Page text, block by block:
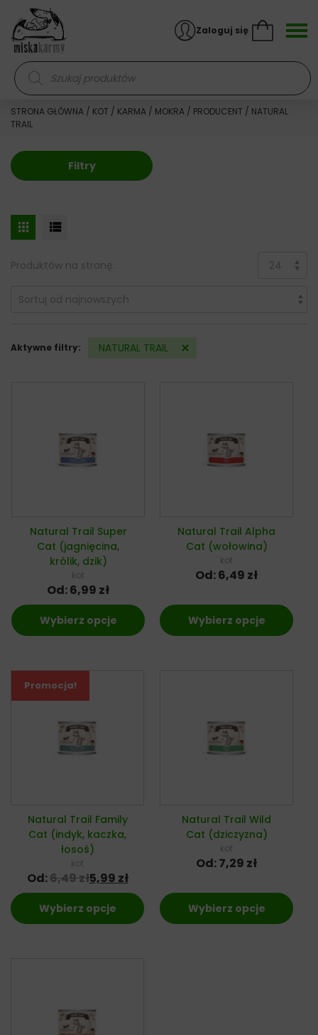
Skocz do treści
Wyszukiwarka produktów
Zaloguj się
STRONA GŁÓWNA / KOT / KARMA / MOKRA / PRODUCENT / NATURAL
TRAIL
Filtry
Produktów na stronę:
Aktywne filtry: NATURAL TRAIL
Natural Trail Super
Cat (jagnięcina,
królik, dzik)
kot
Od:6,99 zł
Wybierz opcje
Natural Trail Alpha
Cat (wołowina)
kot
Od:6,49 zł
Wybierz opcje
Promocja!
Natural Trail Family
Cat (indyk, kaczka,
łosoś)
kot
Od:6,49zł5,99 zł
Wybierz opcje
Natural Trail Wild
Cat (dziczyzna)
kot
Od:7,29 zł
Wybierz opcje